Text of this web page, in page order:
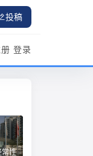
投稿
登录
常性